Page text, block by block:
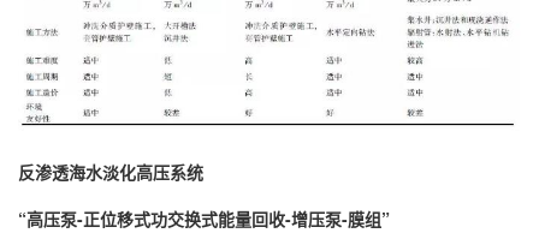
反渗透海水淡化高压系统
“高压泵-正位移式功交换式能量回收-增压泵-膜组”